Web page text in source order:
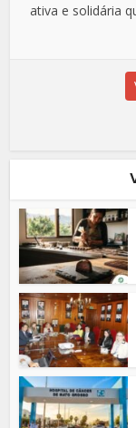
ativa e solidária